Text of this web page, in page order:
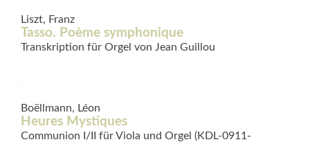
Liszt, Franz
Tasso. Poème symphonique
Transkription für Orgel von Jean Guillou
Boëllmann, Léon
Heures Mystiques
Communion I/II für Viola und Orgel (KDL-0911-